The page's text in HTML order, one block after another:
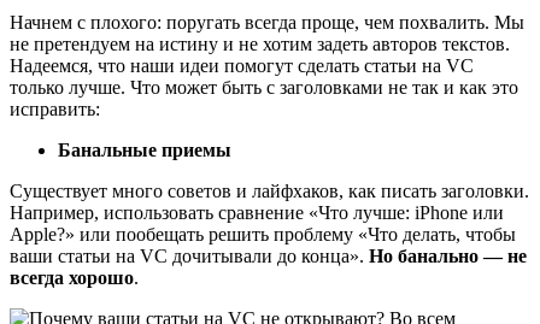
Начнем с плохого: поругать всегда проще, чем похвалить. Мы
не претендуем на истину и не хотим задеть авторов текстов.
Надеемся, что наши идеи помогут сделать статьи на VC
только лучше. Что может быть с заголовками не так и как это
исправить:
Банальные приемы
Существует много советов и лайфхаков, как писать заголовки.
Например, использовать сравнение «Что лучше: iPhone или
Apple?» или пообещать решить проблему «Что делать, чтобы
ваши статьи на VC дочитывали до конца». Но банально — не
всегда хорошо.